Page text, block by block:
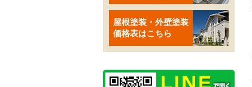
屋根塗装・外壁塗装
価格表はこちら